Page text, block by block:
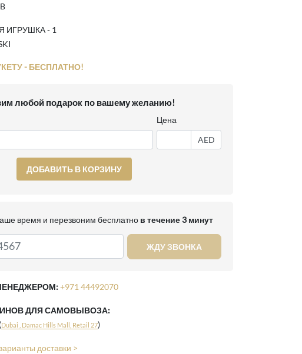
ИГРУШКА - 1
- БЕСПЛАТНО!
любой подарок по вашему желанию!
Цена
AED
ДОБАВИТЬ В КОРЗИНУ
время и перезвоним бесплатно в течение 3 минут
ЖДУ ЗВОНКА
+971 44492070
ДЛЯ САМОВЫВОЗА:
Dubai , Damac Hills Mall, Retail 27)
доставки >